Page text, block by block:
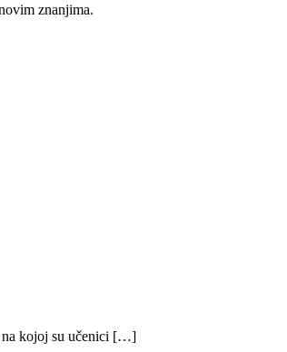
znanjima.
na kojoj su učenici […]